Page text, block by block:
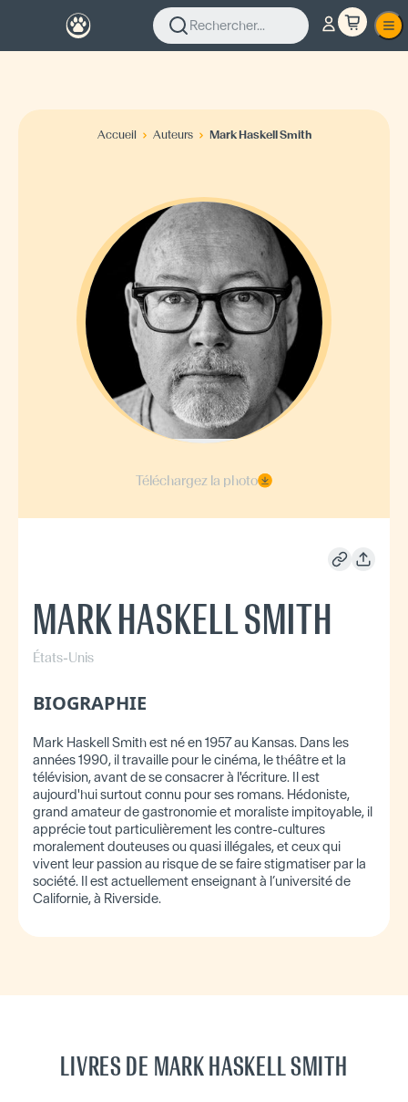
Rechercher...
Accueil Auteurs Mark Haskell Smith
Téléchargez la photo
MARK HASKELL SMITH
États-Unis
BIOGRAPHIE
Mark Haskell Smith est né en 1957 au Kansas. Dans les
années 1990, il travaille pour le cinéma, le théâtre et la
télévision, avant de se consacrer à l'écriture. Il est
aujourd'hui surtout connu pour ses romans. Hédoniste,
grand amateur de gastronomie et moraliste impitoyable, il
apprécie tout particulièrement les contre-cultures
moralement douteuses ou quasi illégales, et ceux qui
vivent leur passion au risque de se faire stigmatiser par la
société. Il est actuellement enseignant à l’université de
Californie, à Riverside.
LIVRES DE MARK HASKELL SMITH